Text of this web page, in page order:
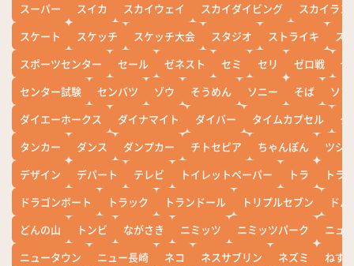
スーパー
スイカ スカイウェイ スカイダイビング
スカイラン
スケート
スケッチ スケッチ大会 スタジオ ストライキ
ス
スポーツセンター
セール ゼネスト セミ セリ ゼロ戦
ぜ
センター試験
センバツ ゾウ そうめん ソニー そば
ソ
ダイエーホークス
ダイナマイト ダイバー タイムカプセル
タ
タンカー
ダンス ダンプカー チトセピア ちゃんぽん
ツシ
デザイン
デパート テレビ トイレットペーパー トラ
トラ
ドラゴンボート
トラック トランドール トリプルセブン
ド
どんの山
トンビ ながさき ニミッツ ニミッツパーク
ニュ
ニュータウン
ニュー長崎 ネコ ネスサブリン ネズミ
ねず